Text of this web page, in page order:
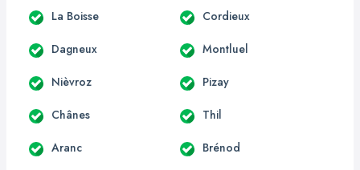
La Boisse Cordieux
Dagneux Montluel
Nièvroz Pizay
Chânes Thil
Aranc Brénod